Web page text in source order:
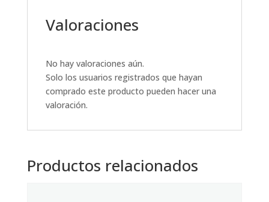
Valoraciones
No hay valoraciones aún.
Solo los usuarios registrados que hayan
comprado este producto pueden hacer una
valoración.
Productos relacionados